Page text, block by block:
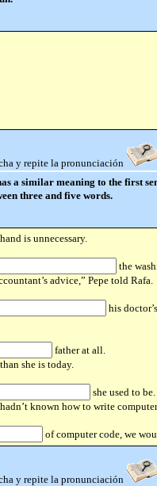
y repite la pronunciación
a similar meaning to the first
three and five words.
is unnecessary.
the
advice,” Pepe told Rafa.
his
father at all.
she is today.
she used to be.
known how to write
of computer code, we
y repite la pronunciación